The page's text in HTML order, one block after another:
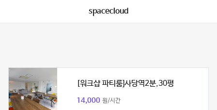
spacecloud
[워크샵 파티룸]사당역2분,30평
14,000 원/시간